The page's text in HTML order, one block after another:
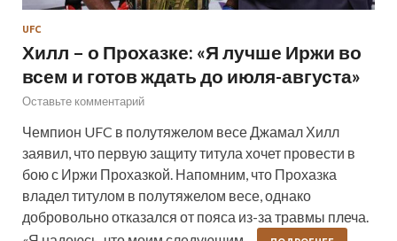
UFC
Хилл – о Прохазке: «Я лучше Иржи во
всем и готов ждать до июля-августа»
Оставьте комментарий
Чемпион UFC в полутяжелом весе Джамал Хилл
заявил, что первую защиту титула хочет провести в
бою с Иржи Прохазкой. Напомним, что Прохазка
владел титулом в полутяжелом весе, однако
добровольно отказался от пояса из-за травмы плеча.